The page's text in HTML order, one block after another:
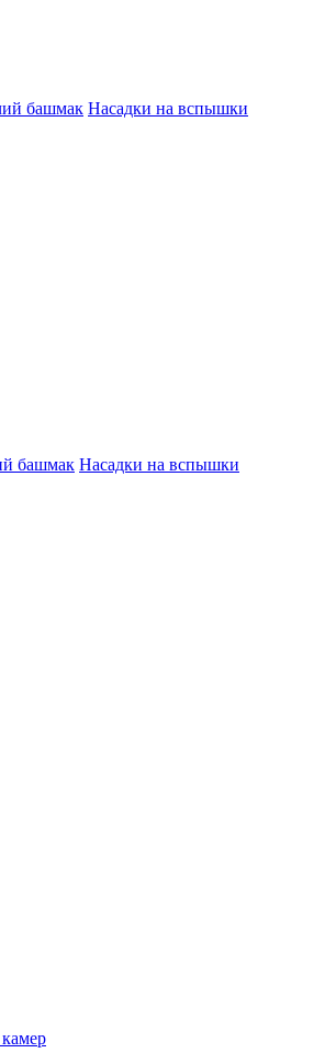
башмак Насадки на вспышки
башмак Насадки на вспышки